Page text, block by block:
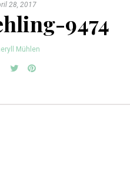
28, 2017
9474
Mühlen